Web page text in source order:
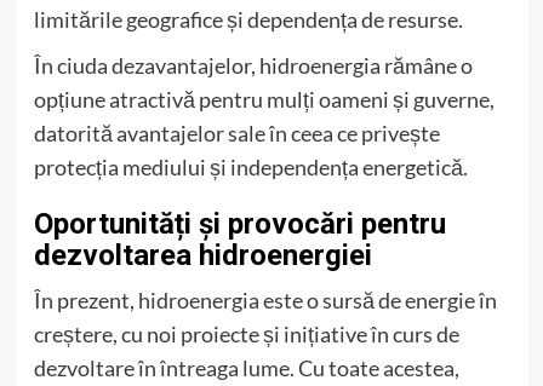
limitările geografice și dependența de resurse.
În ciuda dezavantajelor, hidroenergia rămâne o
opțiune atractivă pentru mulți oameni și guverne,
datorită avantajelor sale în ceea ce privește
protecția mediului și independența energetică.
Oportunități și provocări pentru
dezvoltarea hidroenergiei
În prezent, hidroenergia este o sursă de energie în
creștere, cu noi proiecte și inițiative în curs de
dezvoltare în întreaga lume. Cu toate acestea,